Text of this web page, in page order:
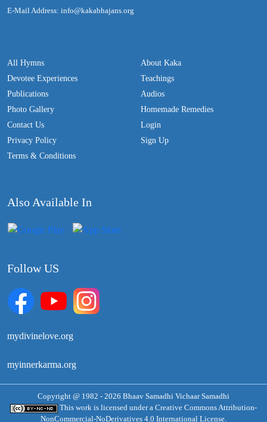
E-Mail Address: info@kakabhajans.org
All Hymns
Devotee Experiences
Publications
Photo Gallery
Contact Us
Privacy Policy
Terms & Conditions
About Kaka
Teachings
Audios
Homemade Remedies
Login
Sign Up
Also Available In
Follow US
mydivinelove.org
myinnerkarma.org
Copyright @ 1982 - 2026 Bhaav Samadhi Vichaar Samadhi
This work is licensed under a Creative Commons Attribution-
NonCommercial-NoDerivatives 4.0 International License.